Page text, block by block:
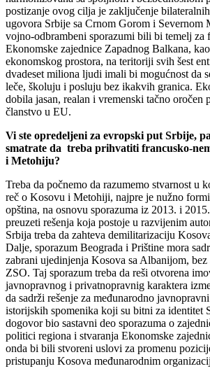
postizanje ovog cilja je zaključenje
ugovora Srbije sa Crnom Gorom i Severnom
vojno-odbrambeni sporazumi bili bi temelj za
Ekonomske zajednice Zapadnog Balkana,
ekonomskog prostora, na teritoriji svih šest
dvadeset miliona ljudi imali bi mogućnost da
leče, školuju i posluju bez ikakvih granica.
dobila jasan, realan i vremenski tačno oročen
članstvo u EU.
Vi ste opredeljeni za evropski put Srbije,
smatrate da treba prihvatiti francusko-
i Metohiju?
Treba da počnemo da razumemo stvarnost u
reč o Kosovu i Metohiji, najpre je nužno
opština, na osnovu sporazuma iz 2013. i
preuzeti rešenja koja postoje u razvijenim
Srbija treba da zahteva demilitarizaciju
Dalje, sporazum Beograda i Prištine mora
zabrani ujedinjenja Kosova sa Albanijom, bez
ZSO. Taj sporazum treba da reši otvorena
javnopravnog i privatnopravnig karaktera
da sadrži rešenje za međunarodno
istorijskih spomenika koji su bitni za identitet
dogovor bio sastavni deo sporazuma o
politici regiona i stvaranja Ekonomske
onda bi bili stvoreni uslovi za promenu
pristupanju Kosova međunarodnim